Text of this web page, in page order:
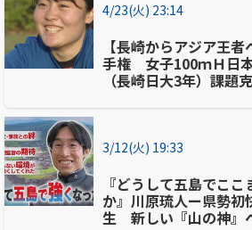
4/23(火) 23:14
【長崎からアジア王
手権 女子100ｍＨ日
（長崎日大3年）課題
3/12(火) 19:33
『どうして五島でこ
か』川原琉人ー県勢初
生 新しい『山の神』